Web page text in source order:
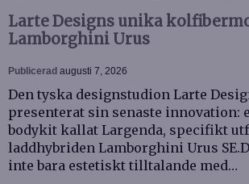
Larte Designs unika
Lamborghini Urus
Publicerad augusti 7, 2026
Den tyska designstudion Larte
presenterat sin senaste innovation:
bodykit kallat Largenda, specifikt
laddhybriden Lamborghini Urus
inte bara estetiskt tilltalande med…